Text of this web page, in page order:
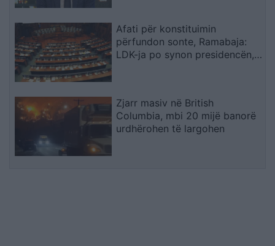
Afati për konstituimin
përfundon sonte, Ramabaja:
LDK-ja po synon presidencën,
Zjarr masiv në British
Columbia, mbi 20 mijë banorë
urdhërohen të largohen